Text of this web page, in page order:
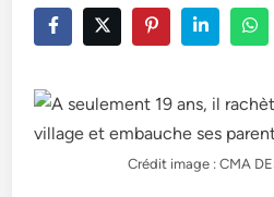
Crédit image : CMA